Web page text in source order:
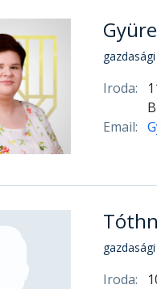
Iroda:
Email:
Iroda: